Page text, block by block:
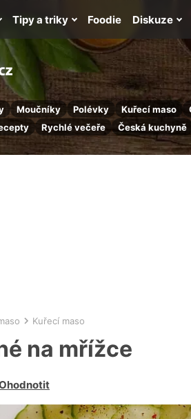
Moučníky Polévky Kuřecí maso
Rychlé večeře Česká kuchyně
Tipy a triky Foodie Diskuze
Kuřecí maso
na mřížce